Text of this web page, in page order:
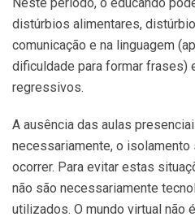
distúrbios alimentares,
comunicação e na linguagem
dificuldade para formar frases)
regressivos.
A ausência das aulas
necessariamente, o
ocorrer. Para evitar estas
não são necessariamente
utilizados. O mundo virtual não